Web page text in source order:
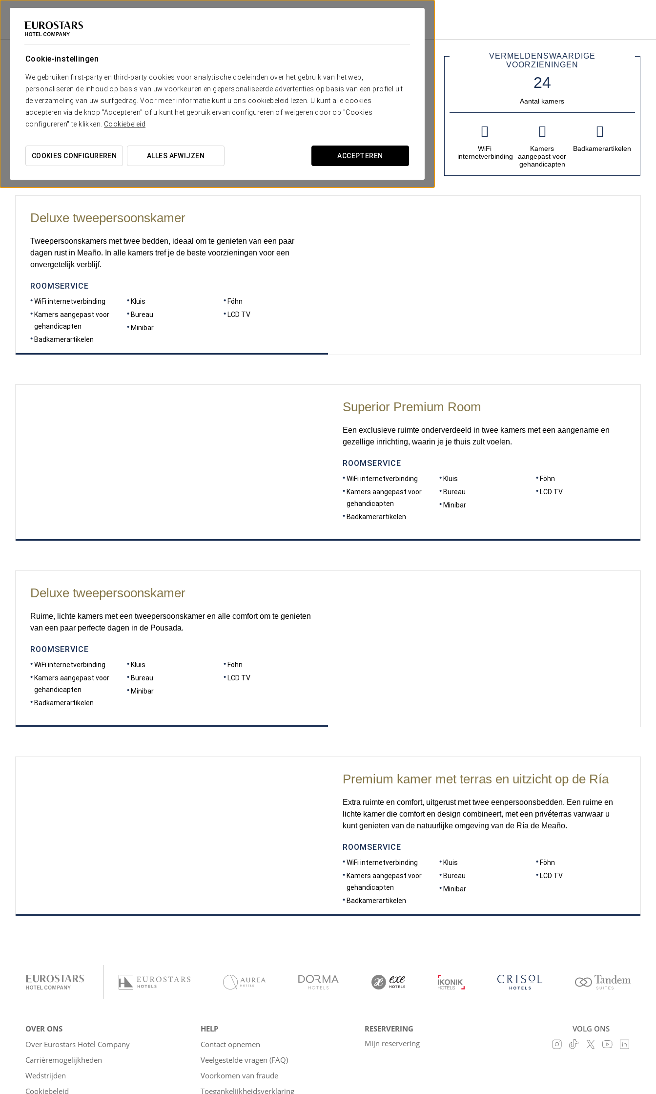
Cookie-instellingen
We gebruiken first-party en third-party cookies voor analytische doeleinden over het gebruik van het web,
personaliseren de inhoud op basis van uw voorkeuren en gepersonaliseerde advertenties op basis van een profiel uit
de verzameling van uw surfgedrag. Voor meer informatie kunt u ons cookiebeleid lezen. U kunt alle cookies
accepteren via de knop "Accepteren" of u kunt het gebruik ervan configureren of weigeren door op "Cookies
configureren" te klikken. Cookiebeleid
COOKIES CONFIGUREREN ALLES AFWIJZEN ACCEPTEREN
Eurostars Hotel Company
Het comfort en de rust die je nodig hebt
Pousada de Meaño biedt bezoekers 24 comfortabele kamers , allemaal voorzien van de beste voorzieningen en
met een spectaculair panoramisch uitzicht op de Ría de Arousa, waar je de rust en kalmte vindt die je zoekt.
VERMELDENSWAARDIGE
VOORZIENINGEN
Aantal kamers
WiFi
internetverbinding
Kamers
aangepast voor
gehandicapten
Badkamerartikelen
Deluxe tweepersoonskamer
Tweepersoonskamers met twee bedden, ideaal om te genieten van een paar
dagen rust in Meaño. In alle kamers tref je de beste voorzieningen voor een
onvergetelijk verblijf.
ROOMSERVICE
WiFi internetverbinding
Kamers aangepast voor
gehandicapten
Badkamerartikelen
Kluis
Bureau
Minibar
Föhn
LCD TV
Superior Premium Room
Een exclusieve ruimte onderverdeeld in twee kamers met een aangename en
gezellige inrichting, waarin je je thuis zult voelen.
ROOMSERVICE
WiFi internetverbinding
Kamers aangepast voor
gehandicapten
Badkamerartikelen
Kluis
Bureau
Minibar
Föhn
LCD TV
Deluxe tweepersoonskamer
Ruime, lichte kamers met een tweepersoonskamer en alle comfort om te genieten
van een paar perfecte dagen in de Pousada.
ROOMSERVICE
WiFi internetverbinding
Kamers aangepast voor
gehandicapten
Badkamerartikelen
Kluis
Bureau
Minibar
Föhn
LCD TV
Premium kamer met terras en uitzicht op de Ría
Extra ruimte en comfort, uitgerust met twee eenpersoonsbedden. Een ruime en
lichte kamer die comfort en design combineert, met een privéterras vanwaar u
kunt genieten van de natuurlijke omgeving van de Ría de Meaño.
ROOMSERVICE
WiFi internetverbinding
Kamers aangepast voor
gehandicapten
Badkamerartikelen
Kluis
Bureau
Minibar
Föhn
LCD TV
OVER ONS
Over Eurostars Hotel Company
Carrièremogelijkheden
Wedstrijden
Cookiebeleid
HELP
Contact opnemen
Veelgestelde vragen (FAQ)
Voorkomen van fraude
Toegankelijkheidsverklaring
RESERVERING
Mijn reservering
VOLG ONS